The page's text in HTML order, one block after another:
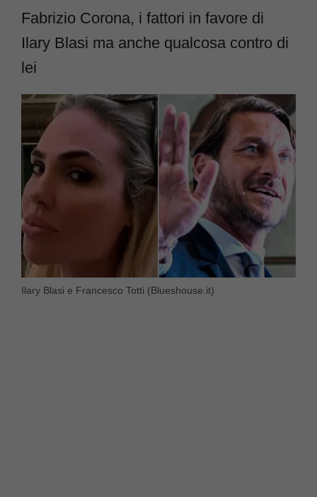
Fabrizio Corona, i fattori in favore di
Ilary Blasi ma anche qualcosa contro di
lei
Ilary Blasi e Francesco Totti (Blueshouse.it)